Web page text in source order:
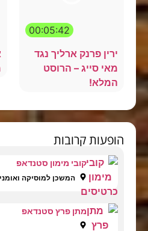
00:05:42
ירין פרנק ארליך נגד
מאי סייג – הרוסט
המלא!
הופעות קרובות
קובי מימון סטנדאפ
המשכן למוסיקה
מתן פרץ סטנדאפ